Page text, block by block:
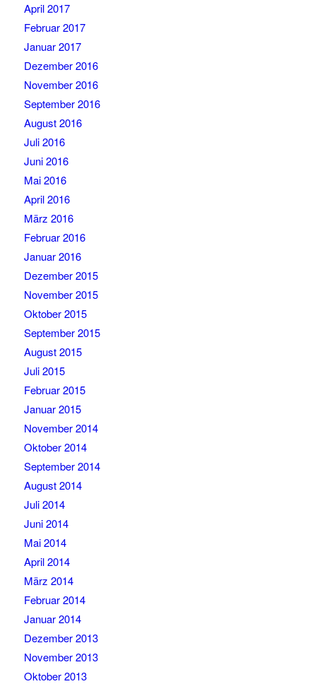
April 2017
Februar 2017
Januar 2017
Dezember 2016
November 2016
September 2016
August 2016
Juli 2016
Juni 2016
Mai 2016
April 2016
März 2016
Februar 2016
Januar 2016
Dezember 2015
November 2015
Oktober 2015
September 2015
August 2015
Juli 2015
Februar 2015
Januar 2015
November 2014
Oktober 2014
September 2014
August 2014
Juli 2014
Juni 2014
Mai 2014
April 2014
März 2014
Februar 2014
Januar 2014
Dezember 2013
November 2013
Oktober 2013